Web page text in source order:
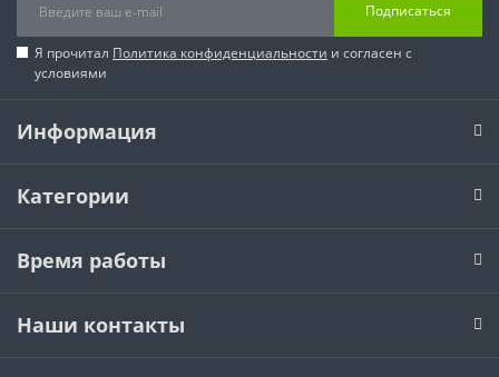
Подписаться
Я прочитал Политика конфиденциальности и согласен с
условиями
Информация
Категории
Время работы
Наши контакты